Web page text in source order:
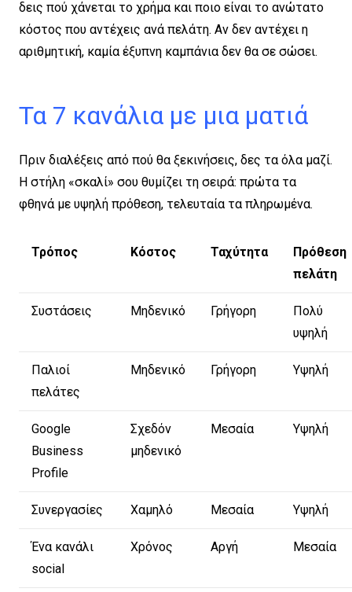
δεις πού χάνεται το χρήμα και ποιο είναι το ανώτατο
κόστος που αντέχεις ανά πελάτη. Αν δεν αντέχει η
αριθμητική, καμία έξυπνη καμπάνια δεν θα σε σώσει.
Τα 7 κανάλια με μια ματιά
Πριν διαλέξεις από πού θα ξεκινήσεις, δες τα όλα μαζί.
Η στήλη «σκαλί» σου θυμίζει τη σειρά: πρώτα τα
φθηνά με υψηλή πρόθεση, τελευταία τα πληρωμένα.
Τρόπος Κόστος Ταχύτητα
Πρόθεση
πελάτη
Συστάσεις Μηδενικό Γρήγορη
Πολύ
υψηλή
Παλιοί
πελάτες
Μηδενικό Γρήγορη Υψηλή
Google
Business
Profile
Σχεδόν
μηδενικό
Μεσαία Υψηλή
Συνεργασίες Χαμηλό Μεσαία Υψηλή
Ένα κανάλι
social
Χρόνος Αργή Μεσαία